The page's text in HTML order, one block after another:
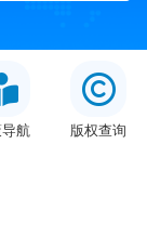
航 版权查询